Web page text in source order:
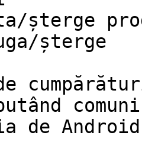
șterge
șterge
de